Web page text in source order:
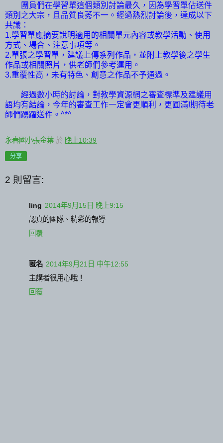
團員們在學習單這個類別討論最久，因為學習單佔送件
類別之大宗，且品質良莠不一。經過熱烈討論後，達成以下
共識：
1.學習單應摘要說明適用的相關單元內容或教學活動、使用
方式、場合、注意事項等。
2.單張之學習單，建議上傳系列作品，並附上教學後之學生
作品或相關照片，供老師們參考運用。
3.重覆性高，未有特色、創意之作品不予通過。
經過數小時的討論，對教學資源網之審查標準及建議用
語均有結論，今年的審查工作一定會更順利，更圓滿!期待老
師們踴躍送件。^*^
永春國小張金葉 於 晚上10:39
分享
2 則留言:
ling 2014年9月15日 晚上9:15
認真的團隊、精彩的報導
回覆
匿名 2014年9月21日 中午12:55
主講者很用心哦！
回覆